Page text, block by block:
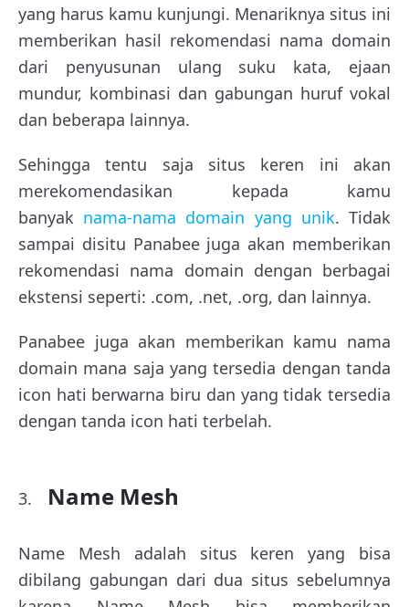
yang harus kamu kunjungi. Menariknya situs ini
memberikan hasil rekomendasi nama domain
dari penyusunan ulang suku kata, ejaan
mundur, kombinasi dan gabungan huruf vokal
dan beberapa lainnya.
Sehingga tentu saja situs keren ini akan
merekomendasikan kepada kamu
banyak nama-nama domain yang unik. Tidak
sampai disitu Panabee juga akan memberikan
rekomendasi nama domain dengan berbagai
ekstensi seperti: .com, .net, .org, dan lainnya.
Panabee juga akan memberikan kamu nama
domain mana saja yang tersedia dengan tanda
icon hati berwarna biru dan yang tidak tersedia
dengan tanda icon hati terbelah.
Name Mesh
Name Mesh adalah situs keren yang bisa
dibilang gabungan dari dua situs sebelumnya